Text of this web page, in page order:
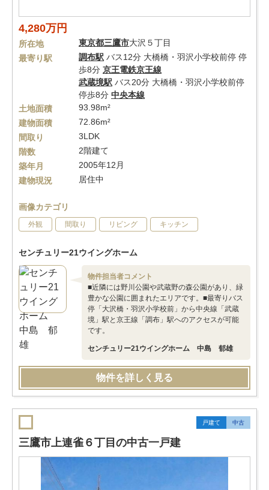
4,280万円
所在地 東京都三鷹市大沢５丁目
最寄り駅
調布駅 バス12分 大橋橋・羽沢小学校前停 停
歩8分 京王電鉄京王線
武蔵境駅 バス20分 大橋橋・羽沢小学校前停
停歩8分 中央本線
土地面積
93.98m²
建物面積
72.86m²
間取り
3LDK
階数
2階建て
築年月
2005年12月
建物現況
居住中
画像カテゴリ
外観 間取り リビング キッチン
センチュリー21ウイングホーム
物件担当者コメント
■近隣には野川公園や武蔵野の森公園があり、緑
豊かな公園に囲まれたエリアです。■最寄りバス
停「大沢橋・羽沢小学校前」から中央線「武蔵
境」駅と京王線「調布」駅へのアクセスが可能
です。
センチュリー21ウイングホーム 中島 郁雄
物件を詳しく見る
戸建て 中古
三鷹市上連雀６丁目の中古一戸建